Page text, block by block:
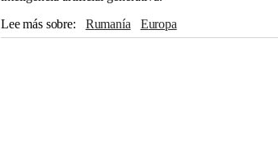
Lee más sobre
Rumanía Europa